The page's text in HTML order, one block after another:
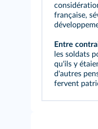
française,
Entre
les soldats
qu'ils y
d'autres
fervent